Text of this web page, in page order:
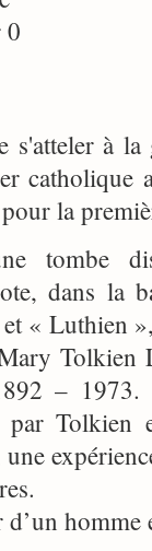
0
s'atteler à
catholique
la
tombe
dans la
« Luthien
Tolkien
– 1973.
par Tolkien
une
d’un homme